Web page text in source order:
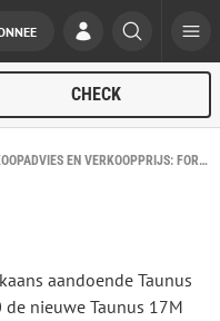
EXPERT KOOPADVIES EN VERKOOPPRIJS: FORD TAUNUS
aandoende Taunus
nieuwe Taunus 17M